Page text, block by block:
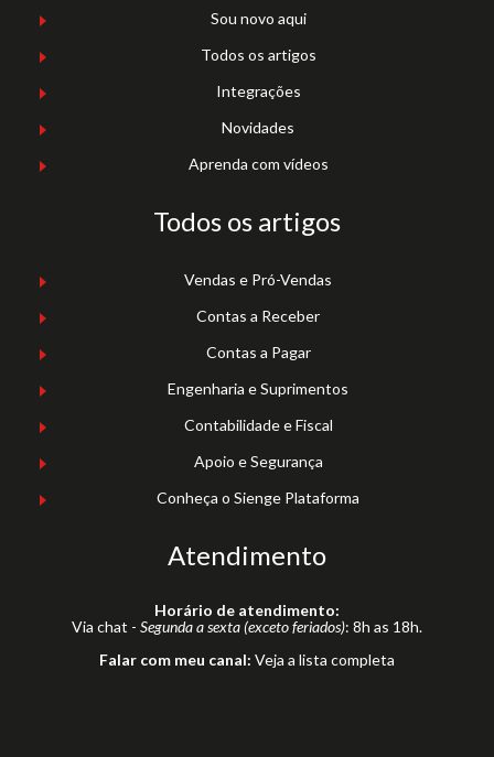
Sou novo aqui
Todos os artigos
Integrações
Novidades
Aprenda com vídeos
Todos os artigos
Vendas e Pró-Vendas
Contas a Receber
Contas a Pagar
Engenharia e Suprimentos
Contabilidade e Fiscal
Apoio e Segurança
Conheça o Sienge Plataforma
Atendimento
Horário de atendimento:
Via chat - Segunda a sexta (exceto feriados): 8h as 18h.
Falar com meu canal: Veja a lista completa